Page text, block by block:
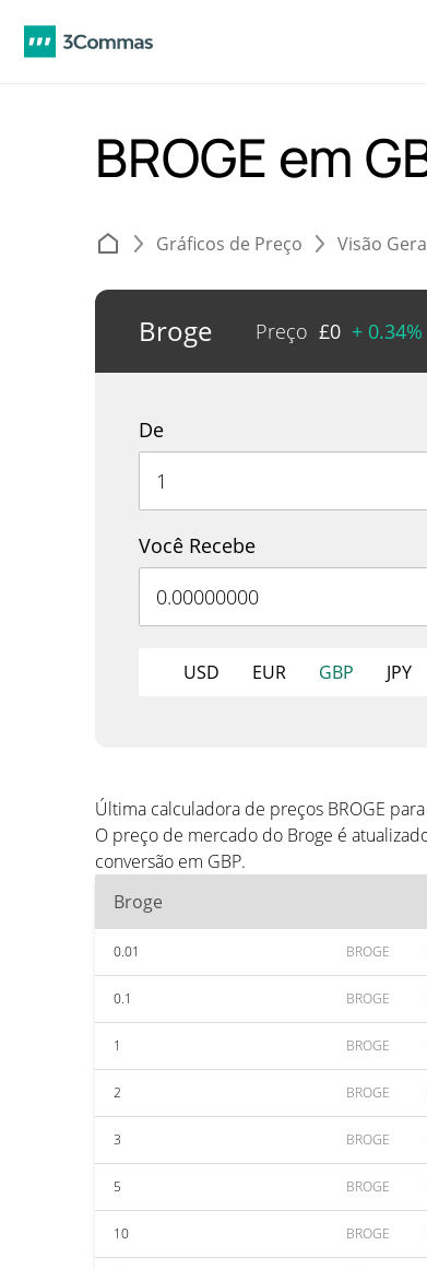
BROGE em
Gráficos de Preço Visão
Broge Preço £0 + 0.34%
De
Você Recebe
USD EUR GBP JPY
Última calculadora de preços BROGE para
O preço de mercado do Broge é
conversão em GBP.
Broge
0.01 BROGE
0.1 BROGE
1 BROGE
2 BROGE
3 BROGE
5 BROGE
10 BROGE